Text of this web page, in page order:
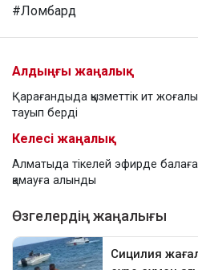
#Ломбард
Алдыңғы жаңалық
Қарағандыда қызметтік ит
тауып берді
Келесі жаңалық
Алматыда тікелей эфирде
қамауға алынды